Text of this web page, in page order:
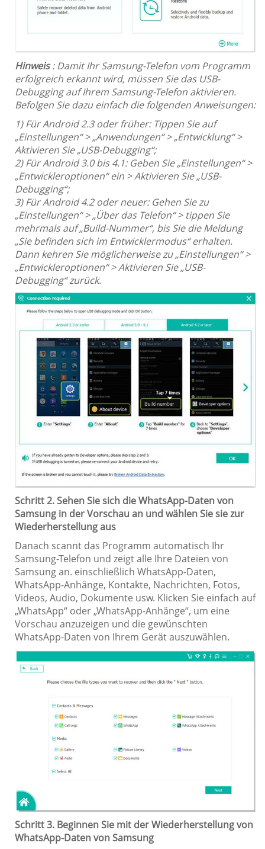
Hinweis: Damit Ihr Samsung-Telefon vom Programm
erfolgreich erkannt wird, müssen Sie das USB-
Debugging auf Ihrem Samsung-Telefon aktivieren.
Befolgen Sie dazu einfach die folgenden Anweisungen:
1) Für Android 2.3 oder früher: Tippen Sie auf
„Einstellungen“ > „Anwendungen“ > „Entwicklung“ >
Aktivieren Sie „USB-Debugging“;
2) Für Android 3.0 bis 4.1: Geben Sie „Einstellungen“ >
„Entwickleroptionen“ ein > Aktivieren Sie „USB-
Debugging“;
3) Für Android 4.2 oder neuer: Gehen Sie zu
„Einstellungen“ > „Über das Telefon“ > tippen Sie
mehrmals auf „Build-Nummer“, bis Sie die Meldung
„Sie befinden sich im Entwicklermodus“ erhalten.
Dann kehren Sie möglicherweise zu „Einstellungen“ >
„Entwickleroptionen“ > Aktivieren Sie „USB-
Debugging“ zurück.
Schritt 2. Sehen Sie sich die WhatsApp-Daten von
Samsung in der Vorschau an und wählen Sie sie zur
Wiederherstellung aus
Danach scannt das Programm automatisch Ihr
Samsung-Telefon und zeigt alle Ihre Dateien von
Samsung an. einschließlich WhatsApp-Daten,
WhatsApp-Anhänge, Kontakte, Nachrichten, Fotos,
Videos, Audio, Dokumente usw. Klicken Sie einfach auf
„WhatsApp“ oder „WhatsApp-Anhänge“, um eine
Vorschau anzuzeigen und die gewünschten
WhatsApp-Daten von Ihrem Gerät auszuwählen.
Schritt 3. Beginnen Sie mit der Wiederherstellung von
WhatsApp-Daten von Samsung